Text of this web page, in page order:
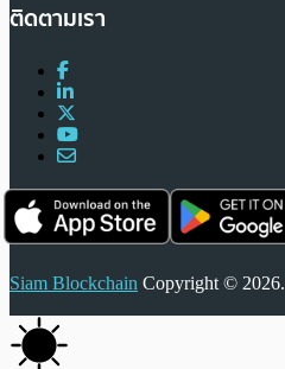
ติดตามเรา
Siam Blockchain Copyright © 2026.